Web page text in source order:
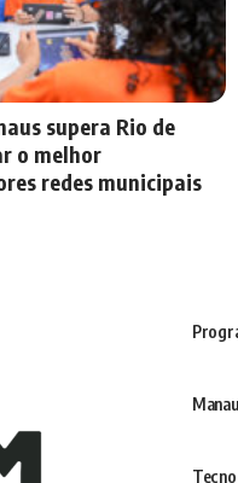
supera Rio de
o melhor
redes municipais